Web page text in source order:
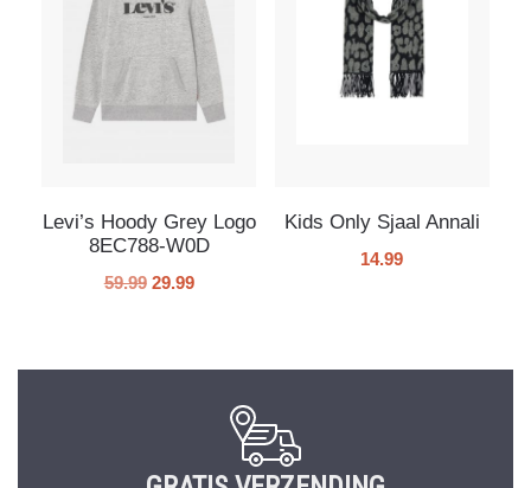
Levi’s Hoody Grey Logo
8EC788-W0D
59.99 29.99
Kids Only Sjaal Annali
14.99